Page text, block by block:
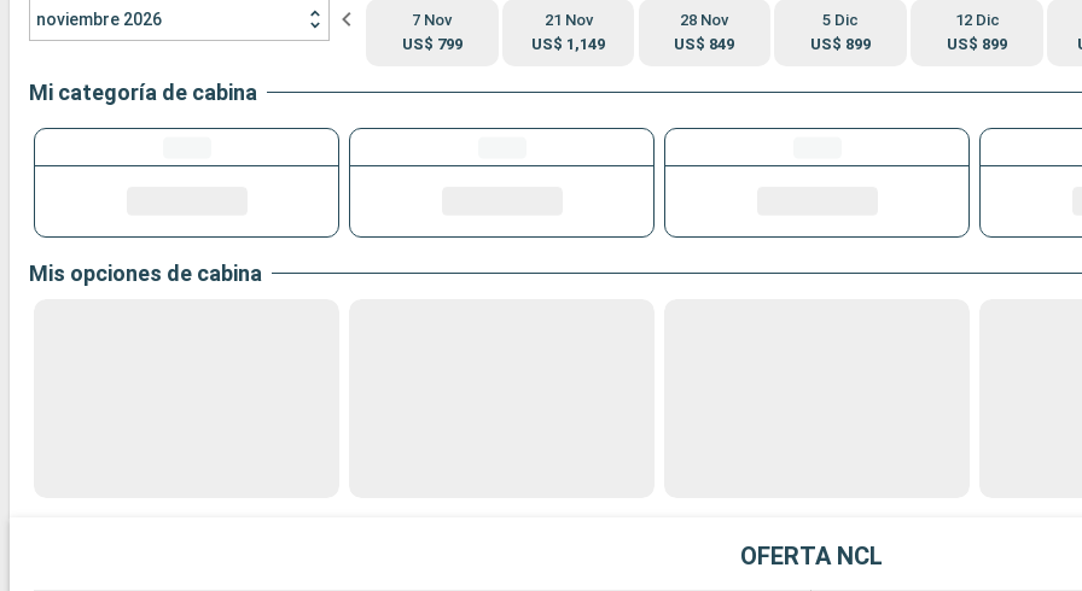
noviembre 2026
7 Nov
US$ 799
21 Nov
US$ 1,149
28 Nov
US$ 849
5 Dic
US$ 899
12 Dic
US$ 899
Mi categoría de cabina
Mis opciones de cabina
OFERTA NCL